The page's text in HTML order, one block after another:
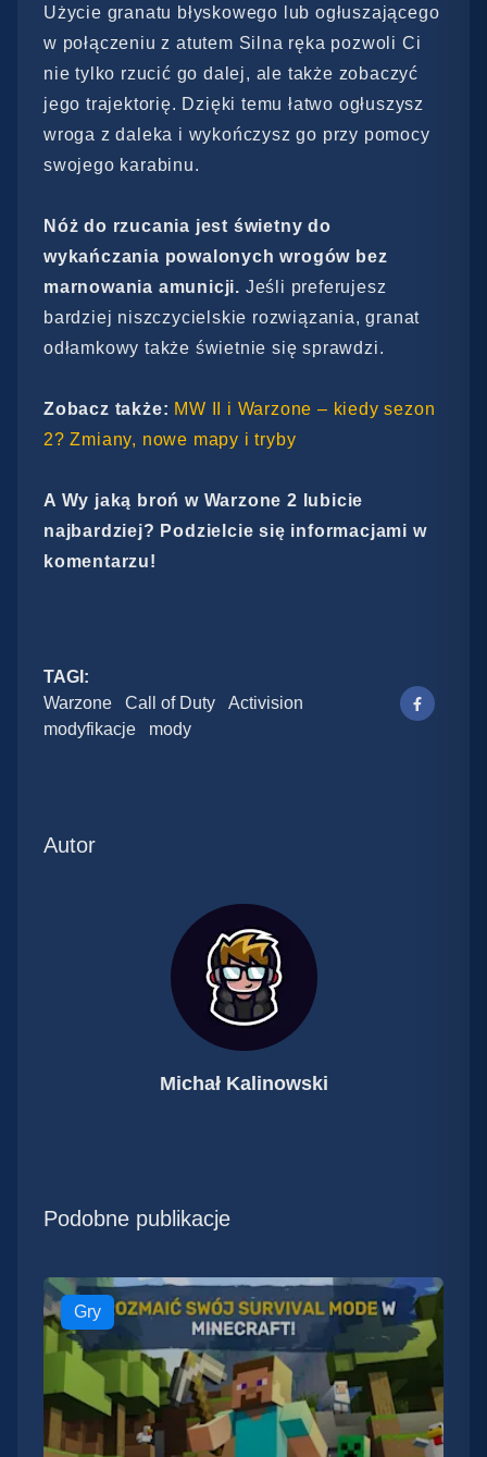
Użycie granatu błyskowego lub ogłuszającego
w połączeniu z atutem Silna ręka pozwoli Ci
nie tylko rzucić go dalej, ale także zobaczyć
jego trajektorię. Dzięki temu łatwo ogłuszysz
wroga z daleka i wykończysz go przy pomocy
swojego karabinu.
Nóż do rzucania jest świetny do
wykańczania powalonych wrogów bez
marnowania amunicji. Jeśli preferujesz
bardziej niszczycielskie rozwiązania, granat
odłamkowy także świetnie się sprawdzi.
Zobacz także: MW II i Warzone – kiedy sezon
2? Zmiany, nowe mapy i tryby
A Wy jaką broń w Warzone 2 lubicie
najbardziej? Podzielcie się informacjami w
komentarzu!
TAGI:
Warzone
Call of Duty
Activision
modyfikacje
mody
Autor
Michał Kalinowski
Podobne publikacje
Gry